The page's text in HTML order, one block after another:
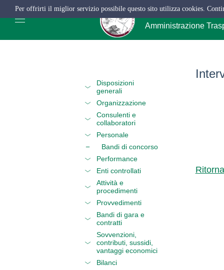
ATC Salerno
Amministrazione
Disposizioni
generali
Organizzazione
Consulenti e
collaboratori
Personale
Bandi di concorso
Performance
Enti controllati
Attività e
procedimenti
Provvedimenti
Bandi di gara e
contratti
Sovvenzioni,
contributi, sussidi,
vantaggi economici
Bilanci
Per offrirti il miglior servizio possibile questo sito utilizza cookies.